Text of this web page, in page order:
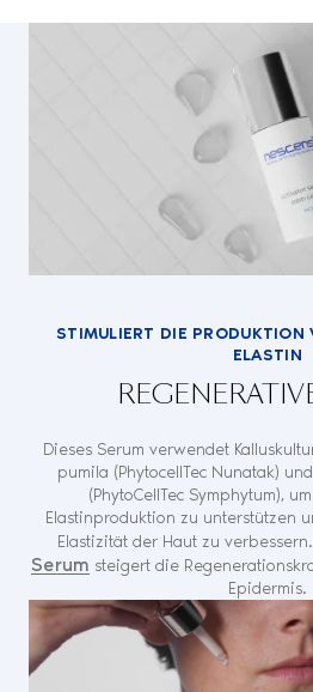
STIMULIERT DIE PRODUKTION
ELASTIN
Dieses Serum verwendet
pumila (PhytocellTec Nunatak)
(PhytoCellTec Symphytum),um
Elastinproduktion zu unterstützen
Elastizität der Haut zu
Serum steigert die
Epidermis.